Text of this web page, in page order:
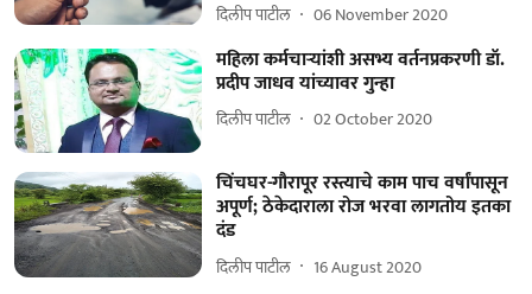
दिलीप पाटील 06 November 2020
महिला कर्मचाऱ्यांशी असभ्य वर्तनप्रकरणी डॉ.
प्रदीप जाधव यांच्यावर गुन्हा
दिलीप पाटील 02 October 2020
चिंचघर-गौरापूर रस्त्याचे काम पाच वर्षांपासून
अपूर्ण; ठेकेदाराला रोज भरवा लागतोय इतका
दंड
दिलीप पाटील 16 August 2020